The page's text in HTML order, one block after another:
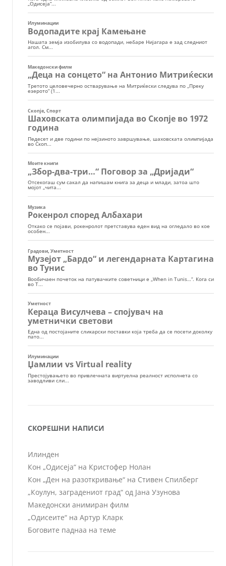
СКОРЕШНИ НАПИСИ
Илинден
Кон „Одисеја“ на Кристофер Нолан
Кон „Ден на разоткривање“ на Стивен Спилберг
„Коулун, заградениот град“ од Јана Узунова
Македонски анимиран филм
„Одисеите“ на Артур Кларк
Боговите паднаа на теме